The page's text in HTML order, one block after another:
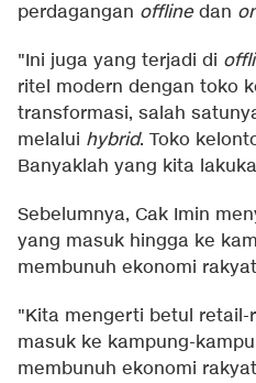
perdagangan offline dan
"Ini juga yang terjadi di
ritel modern dengan toko
transformasi, salah
melalui hybrid. Toko
Banyaklah yang kita
Sebelumnya, Cak Imin
yang masuk hingga ke
membunuh ekonomi
"Kita mengerti betul retail-
masuk ke kampung-
membunuh ekonomi